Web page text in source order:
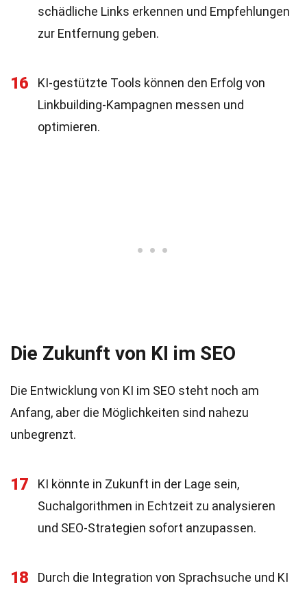
schädliche Links erkennen und Empfehlungen
zur Entfernung geben.
16
KI-gestützte Tools können den Erfolg von
Linkbuilding-Kampagnen messen und
optimieren.
Die Zukunft von KI im SEO
Die Entwicklung von KI im SEO steht noch am
Anfang, aber die Möglichkeiten sind nahezu
unbegrenzt.
17
KI könnte in Zukunft in der Lage sein,
Suchalgorithmen in Echtzeit zu analysieren
und SEO-Strategien sofort anzupassen.
18 Durch die Integration von Sprachsuche und KI